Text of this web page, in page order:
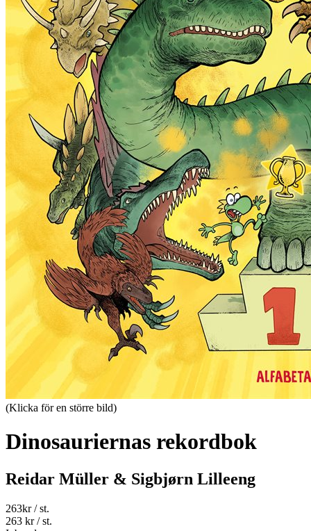
(Klicka för en större bild)
Dinosauriernas rekordbok
Reidar Müller & Sigbjørn Lilleeng
263kr/ st.
263 kr/ st.